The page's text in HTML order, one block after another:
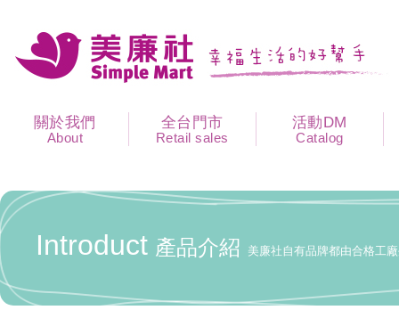
關於我們
About
全台門市
Retail sales
活動DM
Catalog
Introduct 產品介紹 美廉社自有品牌都由合格工